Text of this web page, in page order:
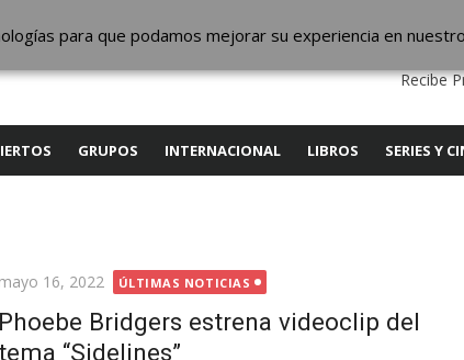
QUIENES SOMOS CONTACTO SERVICIOS
Recibe
GRUPOS INTERNACIONAL LIBROS SERIES Y
Publicada
mayo 16, 2022 ÚLTIMAS NOTICIAS
Phoebe Bridgers estrena videoclip del
tema “Sidelines”
para que podamos mejorar su experiencia en